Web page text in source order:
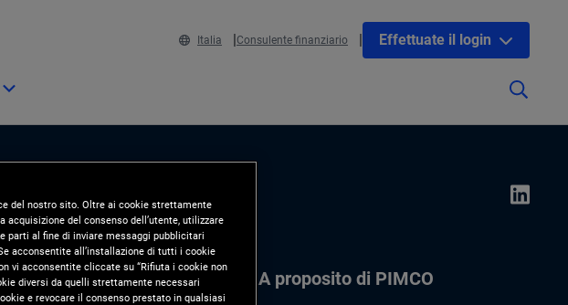
Italia Consulente finanziario Effettuate il login
e strumenti A proposito di PIMCO
del nostro sito. Oltre ai cookie strettamente
del consenso dell’utente, utilizzare
parti al fine di inviare messaggi pubblicitari
acconsentite all’installazione di tutti i cookie
vi acconsentite cliccate su “Rifiuta i cookie non
diversi da quelli strettamente necessari
e revocare il consenso prestato in qualsiasi